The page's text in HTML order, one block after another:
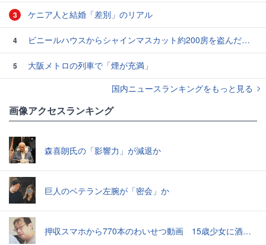
3 ケニア人と結婚「差別」のリアル
4 ビニールハウスからシャインマスカット約200房を盗んだ疑い ネットで販売か 無職の男（42）逮捕 岡山県警
5
大阪メトロの列車で「煙が充満」
国内ニュースランキングをもっと見る
画像アクセスランキング
森喜朗氏の「影響力」が減退か
巨人のベテラン左腕が「密会」か
押収スマホから770本のわいせつ動画 15歳少女に酒と薬飲ませ性的暴行か 54歳男を再逮捕 「薬もありますよ」とSNSで誘い出し